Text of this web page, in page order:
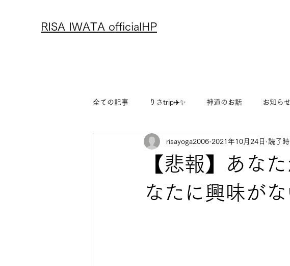
RISA IWATA officialHP
全ての記事 りさtrip✈️✨ 神道のお話 お知ら
アーユルヴェーダ レシピ お金のお話
りさのフリーランス物語 りさマインド ビジ
【悲報】あな
なたに興味が
risayoga2006 2021年10月24日 読了